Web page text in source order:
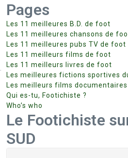
Pages
Les 11 meilleures B.D. de foot
Les 11 meilleures chansons de
Les 11 meilleures pubs TV de foot
Les 11 meilleurs films de foot
Les 11 meilleurs livres de foot
Les meilleures fictions sportives
Les meilleurs films
Qui es-tu, Footichiste ?
Who’s who
Le Footichiste
SUD